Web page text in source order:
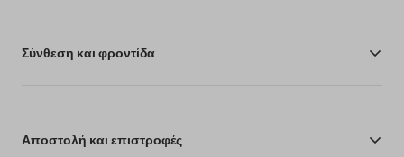
Σύνθεση και φροντίδα
Αποστολή και επιστροφές